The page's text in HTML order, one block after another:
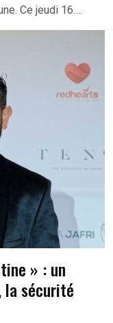
Ce jeudi 16….
» : un
la sécurité